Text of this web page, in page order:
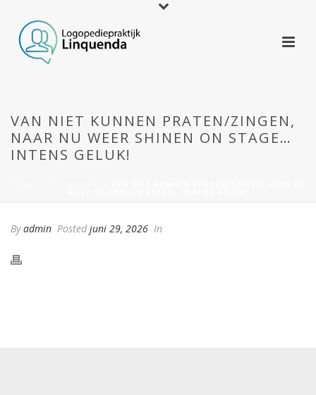
VAN NIET KUNNEN PRATEN/ZINGEN,
NAAR NU WEER SHINEN ON STAGE…
INTENS GELUK!
Byadmin Posted juni 29, 2026 In